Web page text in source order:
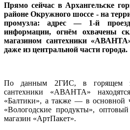
Прямо сейчас в Архангельске
районе Окружного шоссе - на
промузла: адрес — 1‑й
информации, огнём охвачены
магазином сантехники
даже из центральной части города.
По данным 2ГИС, в горящем
сантехники «АВАНТА»
«Балтики», а также — в основной
«Вологодские продукты»,
магазин «АртПакет».